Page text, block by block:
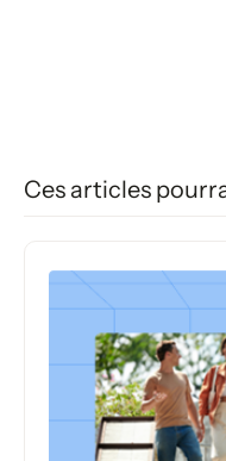
Ces articles